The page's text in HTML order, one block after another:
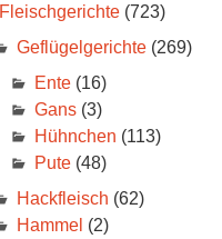
Fleischgerichte(723)
Geflügelgerichte(269)
Ente(16)
Gans(3)
Hühnchen (113)
Pute(48)
Hackfleisch (62)
Hammel (2)